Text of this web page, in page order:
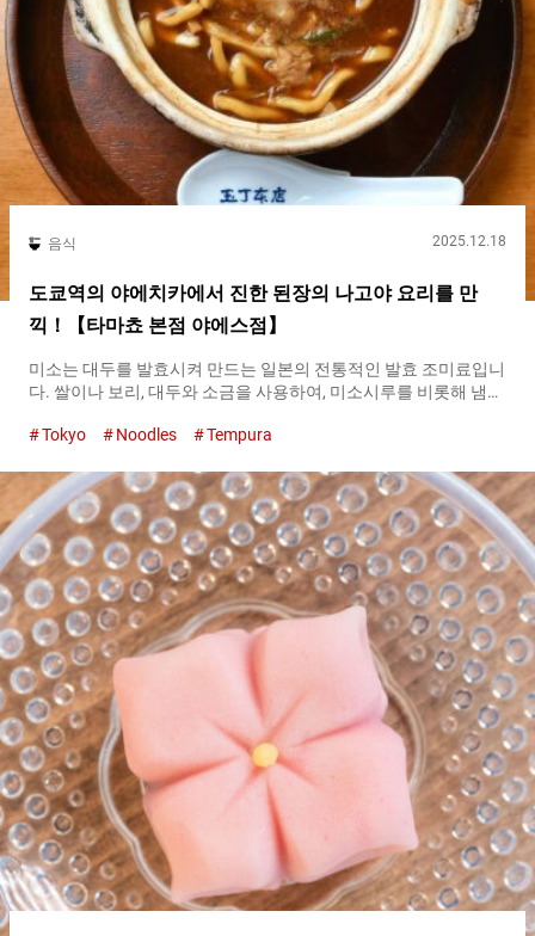
멘 맛은...
음식 2025.12.18
도쿄역의 야에치카에서 진한 된장의 나고야 요리를 만
끽！【타마쵸 본점 야에스점】
미소는 대두를 발효시켜 만드는 일본의 전통적인 발효 조미료입니
다. 쌀이나 보리, 대두와 소금을 사용하여, 미소시루를 비롯해 냄비
색이 있으며, 대두의 명산지인 아이치현에서는 적된장이 사랑받아
Udon）』이나 『미소(된장)카츠（Pork Cutlet with Miso
Sauce）』, 『도테니（Miso-Simmered Beef Tendon and
Konjac）』 등 된장을 사용한 요리가 만들어져 나고야의 지역 특
산물로 인기를 끌고 있습니다. 『타마쵸 본점 야에스점
（Tamacho-honten Yaesuten）』의 외관 그런 나고야 명물 미소
요리를 도쿄에서 맛볼 수 있는 가게가 『타마쵸 본점 야에스점
（Tamacho-honten Yaesuten）』입니다. 『타마쵸 본점 야에스
점（Tamacho-honten Yaesuten）』은 나고야 출신의 창업자가
진정한 맛을 전하고 싶다는 마음으로 ２００５년에 창업했습니다.
그 이후로 국내외에서 방문하는 여행객을 매료시키고 있습니다.
가게가 있는 곳은 『야에치카（Yaesu Underground Shopping
Mall）』라고 불리는 도쿄역의 야에스 지하상가입니다. 가게 안에
는 재즈가 들리고 차분한 공간이 펼쳐집니다. 『타마쵸...
Tokyo Noodles Tempura